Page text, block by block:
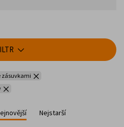
zásuvkami
Nejstarší